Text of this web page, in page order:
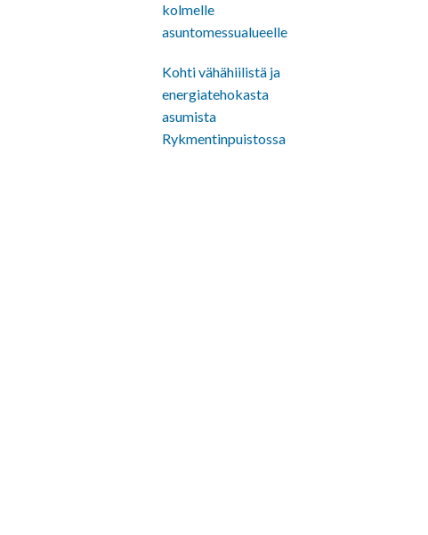
kolmelle
asuntomessualueelle
Kohti vähähiilistä ja
energiatehokasta
asumista
Rykmentinpuistossa